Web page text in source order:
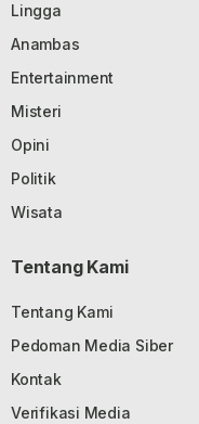
Lingga
Anambas
Entertainment
Misteri
Opini
Politik
Wisata
Tentang Kami
Tentang Kami
Pedoman Media Siber
Kontak
Verifikasi Media